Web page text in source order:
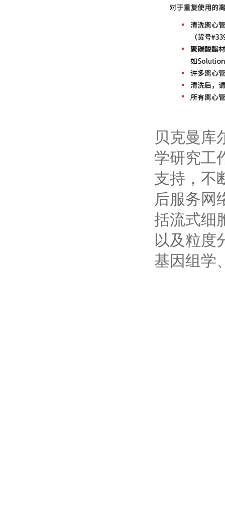
贝克曼库
学研究工
支持，不
后服务网
括流式细
以及粒度
基因组学